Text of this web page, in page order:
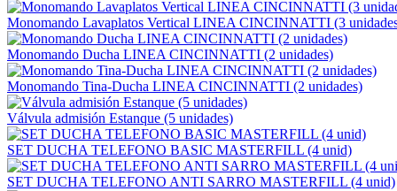
Monomando Lavaplatos Vertical LINEA CINCINNATTI (3
Monomando Ducha LINEA CINCINNATTI (2 unidades)
Monomando Tina-Ducha LINEA CINCINNATTI (2 unidades)
Válvula admisión Estanque (5 unidades)
SET DUCHA TELEFONO BASIC MASTERFILL (4 unid)
SET DUCHA TELEFONO ANTI SARRO MASTERFILL (4 unid)